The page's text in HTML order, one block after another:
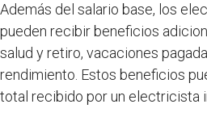
Además del salario base, los
pueden recibir beneficios
salud y retiro, vacaciones
rendimiento. Estos beneficios
total recibido por un electricista